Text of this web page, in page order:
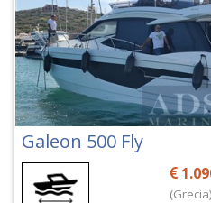
Galeon 500 Fly
(Grecia)